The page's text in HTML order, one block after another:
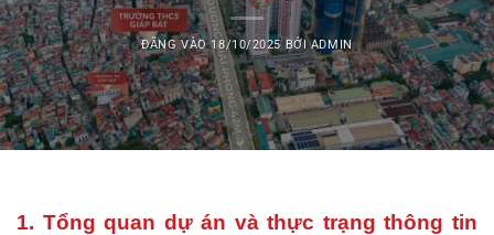
ĐĂNG VÀO18/10/2025 BỞIADMIN
1. Tổng quan dự án và thực trạng thông tin